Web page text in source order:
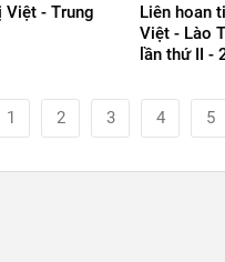
Việt - Trung
Liên hoan
Việt - Lào
lần thứ II -
1 2 3 4 5